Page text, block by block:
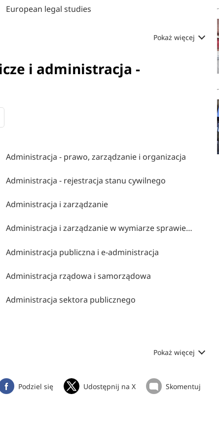
European legal studies
Pokaż więcej
i administracja -
Administracja - prawo, zarządzanie i organizacja
Administracja - rejestracja stanu cywilnego
Administracja i zarządzanie
Administracja i zarządzanie w wymiarze sprawiedliwości i instytucjach pomocniczych
Administracja publiczna i e-administracja
Administracja rządowa i samorządowa
Administracja sektora publicznego
Pokaż więcej
Podziel się Udostępnij na X Skomentuj